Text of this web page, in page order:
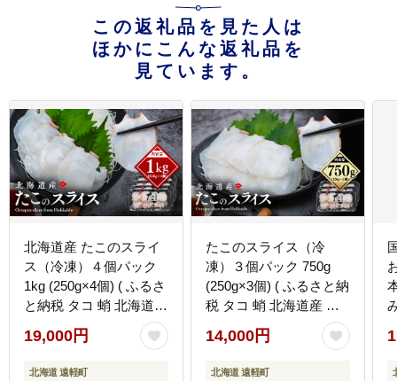
この返礼品を見た人は
ほかにこんな返礼品を
見ています。
北海道産 たこのスライ
ス（冷凍）４個パック
1kg (250g×4個) ( ふるさ
と納税 タコ 蛸 北海道産
刺身 カルパッチョ サラ
ダ たこしゃぶ 寿司 冷凍
海鮮 お取り寄せグルメ
19,000円
北海道 遠軽町
たこのスライス（冷
凍）３個パック 750g
(250g×3個) ( ふるさと納
税 タコ 蛸 北海道産 刺
身 カルパッチョ サラダ
たこしゃぶ 寿司 冷凍 海
鮮 お取り寄せグルメ 北
14,000円
北海道 遠軽町